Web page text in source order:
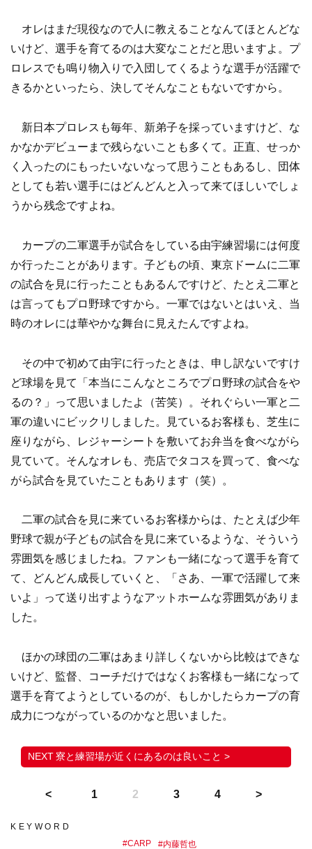
オレはまだ現役なので人に教えることなんてほとんどな
いけど、選手を育てるのは大変なことだと思いますよ。プ
ロレスでも鳴り物入りで入団してくるような選手が活躍で
きるかといったら、決してそんなこともないですから。
新日本プロレスも毎年、新弟子を採っていますけど、な
かなかデビューまで残らないことも多くて。正直、せっか
く入ったのにもったいないなって思うこともあるし、団体
としても若い選手にはどんどんと入って来てほしいでしょ
うから残念ですよね。
カープの二軍選手が試合をしている由宇練習場には何度
か行ったことがあります。子どもの頃、東京ドームに二軍
の試合を見に行ったこともあるんですけど、たとえ二軍と
は言ってもプロ野球ですから。一軍ではないとはいえ、当
時のオレには華やかな舞台に見えたんですよね。
その中で初めて由宇に行ったときは、申し訳ないですけ
ど球場を見て「本当にこんなところでプロ野球の試合をや
るの？」って思いましたよ（苦笑）。それぐらい一軍と二
軍の違いにビックリしました。見ているお客様も、芝生に
座りながら、レジャーシートを敷いてお弁当を食べながら
見ていて。そんなオレも、売店でタコスを買って、食べな
がら試合を見ていたこともあります（笑）。
二軍の試合を見に来ているお客様からは、たとえば少年
野球で親が子どもの試合を見に来ているような、そういう
雰囲気を感じましたね。ファンも一緒になって選手を育て
て、どんどん成長していくと、「さあ、一軍で活躍して来
いよ」って送り出すようなアットホームな雰囲気がありま
した。
ほかの球団の二軍はあまり詳しくないから比較はできな
いけど、監督、コーチだけではなくお客様も一緒になって
選手を育てようとしているのが、もしかしたらカープの育
成力につながっているのかなと思いました。
寮と練習場が近くにあるのは良いこと >
1 2 3 4
KEYWORD
#CARP #内藤哲也